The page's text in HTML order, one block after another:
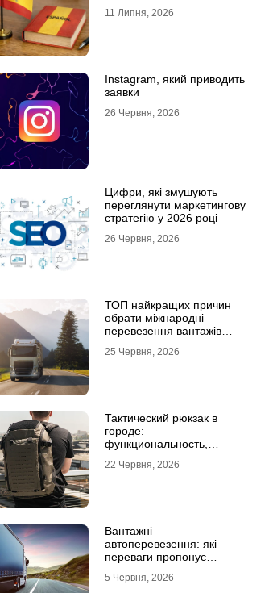
11 Липня, 2026
Instagram, який приводить
заявки
26 Червня, 2026
Цифри, які змушують
переглянути маркетингову
стратегію у 2026 році
26 Червня, 2026
ТОП найкращих причин
обрати міжнародні
перевезення вантажів
25 Червня, 2026
Тактический рюкзак в
городе:
функциональность,
глаза
22 Червня, 2026
Вантажні
автоперевезення: які
переваги пропонує
професіоналами
5 Червня, 2026